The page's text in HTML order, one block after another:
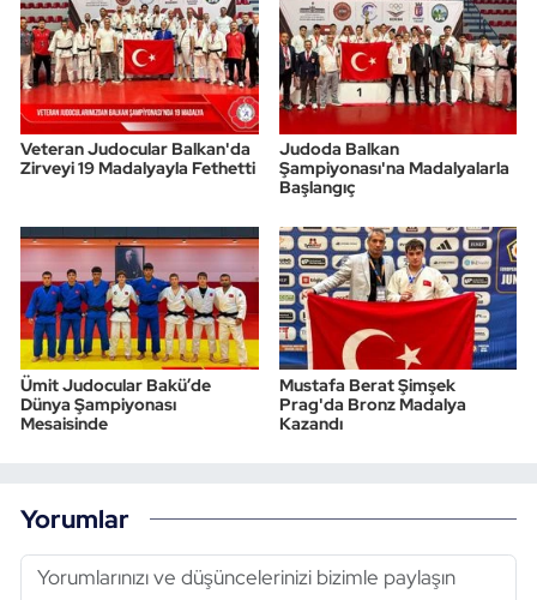
Veteran Judocular Balkan'da
Zirveyi 19 Madalyayla Fethetti
Judoda Balkan
Şampiyonası'na Madalyalarla
Başlangıç
Ümit Judocular Bakü’de
Dünya Şampiyonası
Mesaisinde
Mustafa Berat Şimşek
Prag'da Bronz Madalya
Kazandı
Yorumlar